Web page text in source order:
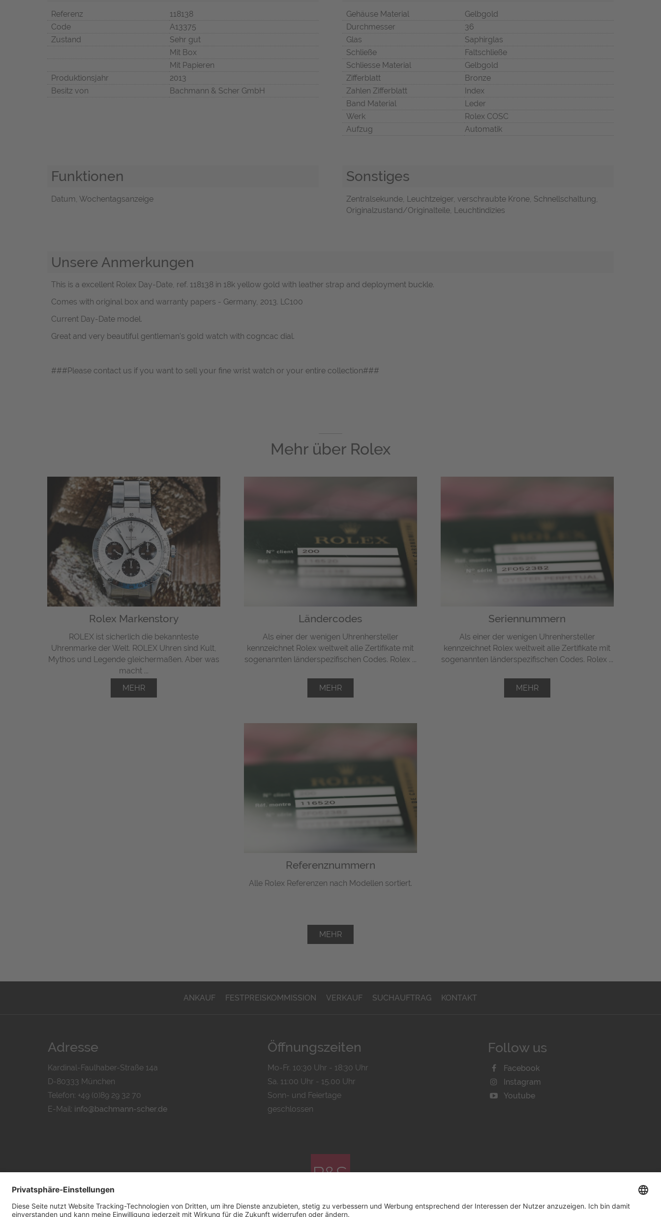
Referenz
118138
Code
A13375
Zustand
Sehr gut
Mit Box
Mit Papieren
Produktionsjahr
2013
Besitz von
Bachmann & Scher GmbH
Gehäuse Material
Gelbgold
Durchmesser
36
Glas
Saphirglas
Schließe
Faltschließe
Schliesse Material
Gelbgold
Zifferblatt
Bronze
Zahlen Zifferblatt
Index
Band Material
Leder
Werk
Rolex COSC
Aufzug
Automatik
Funktionen
Datum, Wochentagsanzeige
Sonstiges
Zentralsekunde, Leuchtzeiger, verschraubte Krone, Schnellschaltung,
Originalzustand/Originalteile, Leuchtindizies
Unsere Anmerkungen
This is a excellent Rolex Day-Date, ref. 118138 in 18k yellow gold with leather strap and deployment buckle.
Comes with original box and warranty papers - Germany, 2013. LC100
Current Day-Date model.
Great and very beautiful gentleman's gold watch with cogncac dial.
###Please contact us if you want to sell your fine wrist watch or your entire collection###
Mehr über Rolex
Rolex Markenstory
ROLEX ist sicherlich die bekannteste
Uhrenmarke der Welt. ROLEX Uhren sind Kult,
Mythos und Legende gleichermaßen. Aber was
macht ...
MEHR
Ländercodes
Als einer der wenigen Uhrenhersteller
kennzeichnet Rolex weltweit alle Zertifikate mit
sogenannten länderspezifischen Codes. Rolex ...
MEHR
Seriennummern
Als einer der wenigen Uhrenhersteller
kennzeichnet Rolex weltweit alle Zertifikate mit
sogenannten länderspezifischen Codes. Rolex ...
MEHR
Referenznummern
Alle Rolex Referenzen nach Modellen sortiert.
MEHR
ANKAUF FESTPREISKOMMISSION VERKAUF SUCHAUFTRAG KONTAKT
Adresse
Kardinal-Faulhaber-Straße 14a
D-80333 München
Telefon: +49 (0)89 29 32 70
E-Mail: info@bachmann-scher.de
Öffnungszeiten
Mo-Fr. 10:30 Uhr - 18:30 Uhr
Sa. 11:00 Uhr - 15.00 Uhr
Sonn- und Feiertage
geschlossen
Follow us
Facebook
Instagram
Youtube
© 2026 by Bachmann & Scher GmbH / Watchandco GmbH